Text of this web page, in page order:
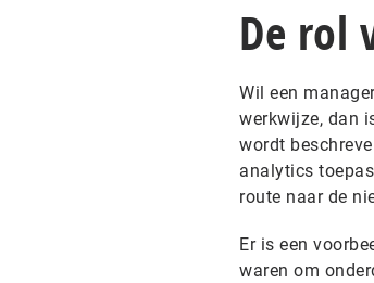
De rol
Wil een
werkwijze, dan
wordt
analytics
route naar de
Er is een
waren om